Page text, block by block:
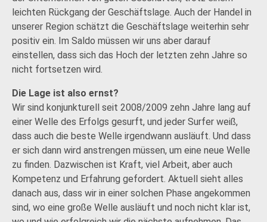
leichten Rückgang der Geschäftslage. Auch der Handel in
unserer Region schätzt die Geschäftslage weiterhin sehr
positiv ein. Im Saldo müssen wir uns aber darauf
einstellen, dass sich das Hoch der letzten zehn Jahre so
nicht fortsetzen wird.
Die Lage ist also ernst?
Wir sind konjunkturell seit 2008/2009 zehn Jahre lang auf
einer Welle des Erfolgs gesurft, und jeder Surfer weiß,
dass auch die beste Welle irgendwann ausläuft. Und dass
er sich dann wird anstrengen müssen, um eine neue Welle
zu finden. Dazwischen ist Kraft, viel Arbeit, aber auch
Kompetenz und Erfahrung gefordert. Aktuell sieht alles
danach aus, dass wir in einer solchen Phase angekommen
sind, wo eine große Welle ausläuft und noch nicht klar ist,